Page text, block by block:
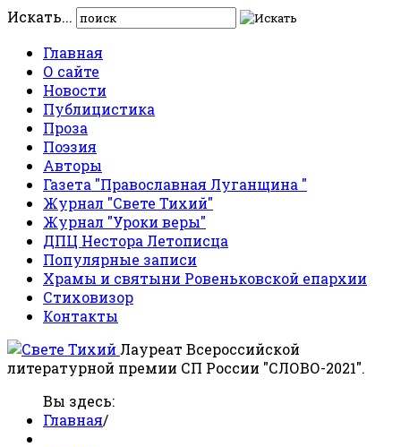
Искать...
Главная
О сайте
Новости
Публицистика
Проза
Поэзия
Авторы
Газета "Православная Луганщина "
Журнал "Свете Тихий"
Журнал "Уроки веры"
ДПЦ Нестора Летописца
Популярные записи
Храмы и святыни Ровеньковской епархии
Стиховизор
Контакты
Лауреат Всероссийской
литературной премии СП России "СЛОВО-2021".
Вы здесь:
Главная/